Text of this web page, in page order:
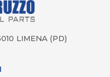
LIMENA (PD)